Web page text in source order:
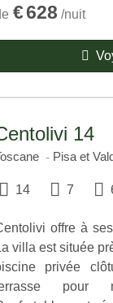
€628 /nuit
14
Pisa et
14 7
offre à
villa est située
privée
pour